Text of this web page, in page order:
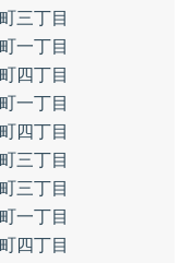
三丁目
一丁目
四丁目
一丁目
四丁目
三丁目
三丁目
一丁目
四丁目